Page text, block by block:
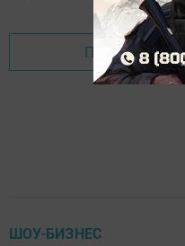
Перейти на
ШОУ-БИЗНЕС